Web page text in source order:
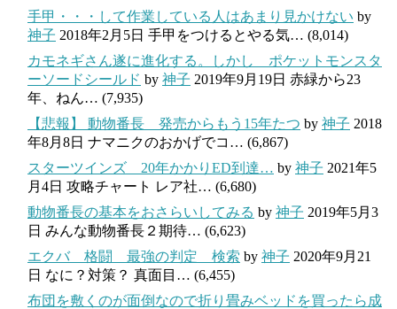
手甲・・・して作業している人はあまり見かけない by
神子 2018年2月5日 手甲をつけるとやる気… (8,014)
カモネギさん遂に進化する。しかし ポケットモンスタ
ーソードシールド by 神子 2019年9月19日 赤緑から23
年、ねん… (7,935)
【悲報】 動物番長 発売からもう15年たつ by 神子 2018
年8月8日 ナマニクのおかげでコ… (6,867)
スターツインズ 20年かかりED到達… by 神子 2021年5
月4日 攻略チャート レア社… (6,680)
動物番長の基本をおさらいしてみる by 神子 2019年5月3
日 みんな動物番長２期待… (6,623)
エクバ 格闘 最強の判定 検索 by 神子 2020年9月21
日 なに？対策？ 真面目… (6,455)
布団を敷くのが面倒なので折り畳みベッドを買ったら成